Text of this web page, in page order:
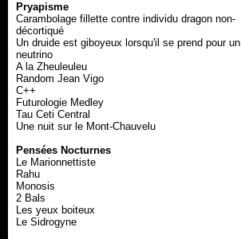
Pryapisme
Carambolage fillette contre individu dragon non-
décortiqué
Un druide est giboyeux lorsqu'il se prend pour un
neutrino
A la Zheuleuleu
Random Jean Vigo
C++
Futurologie Medley
Tau Ceti Central
Une nuit sur le Mont-Chauvelu
Pensées Nocturnes
Le Marionnettiste
Rahu
Monosis
2 Bals
Les yeux boiteux
Le Sidrogyne